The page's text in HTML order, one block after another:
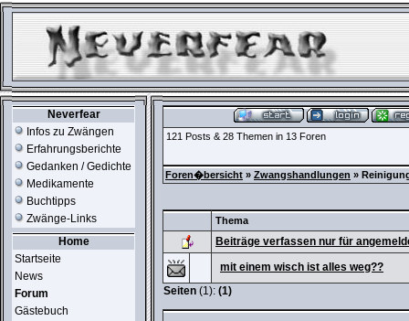
Neverfear
Infos zu Zwängen
Erfahrungsberichte
Gedanken / Gedichte
Medikamente
Buchtipps
Zwänge-Links
Home
Startseite
News
Forum
Gästebuch
121 Posts & 28 Themen in 13 Foren
Foren�bersicht » Zwangshandlungen »
Thema
Beiträge verfassen nur für
mit einem wisch ist alles weg??
Seiten (1): (1)